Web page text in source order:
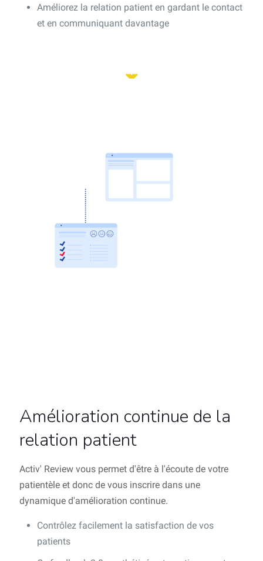
Améliorez la relation patient en gardant le contact
et en communiquant davantage
Amélioration continue de la
relation patient
Activ' Review vous permet d'être à l'écoute de votre
patientèle et donc de vous inscrire dans une
dynamique d'amélioration continue.
Contrôlez facilement la satisfaction de vos
patients